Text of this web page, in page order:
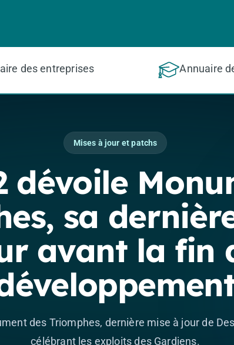
des entreprises Annuaire
Mises à jour et patchs
dévoile
sa
avant la fin
des Triomphes, dernière mise à jour de
célébrant les exploits des Gardiens.